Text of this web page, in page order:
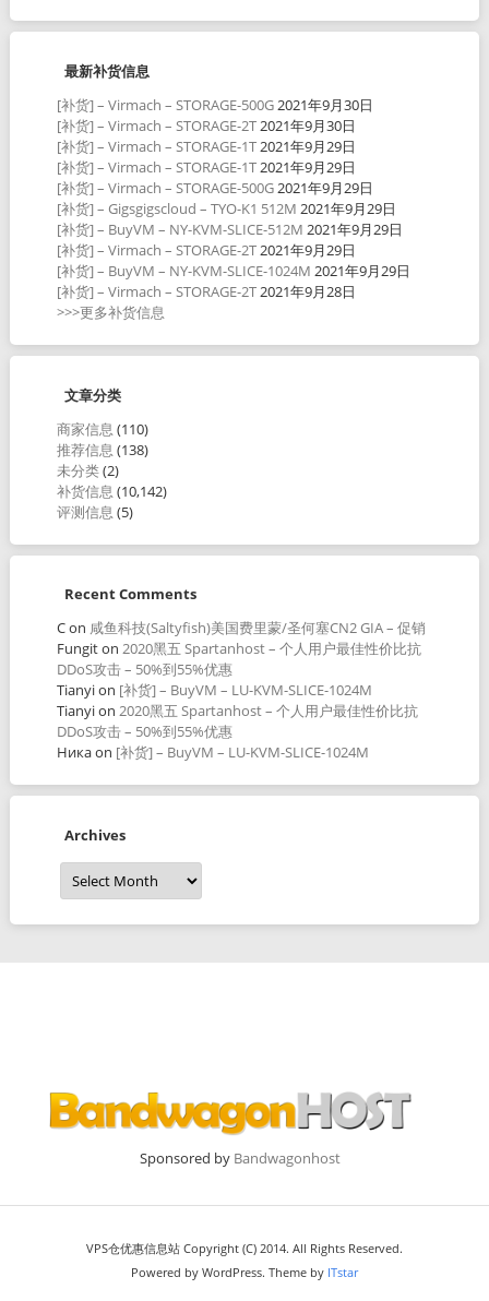
最新补货信息
[补货] – Virmach – STORAGE-500G2021年9月30日
[补货] – Virmach – STORAGE-2T2021年9月30日
[补货] – Virmach – STORAGE-1T2021年9月29日
[补货] – Virmach – STORAGE-1T2021年9月29日
[补货] – Virmach – STORAGE-500G2021年9月29日
[补货] – Gigsgigscloud – TYO-K1 512M 2021年9月29日
[补货] – BuyVM – NY-KVM-SLICE-512M 2021年9月29日
[补货] – Virmach – STORAGE-2T2021年9月29日
[补货] – BuyVM – NY-KVM-SLICE-1024M 2021年9月29日
[补货] – Virmach – STORAGE-2T2021年9月28日
>>>更多补货信息
文章分类
商家信息 (110)
推荐信息 (138)
未分类(2)
补货信息 (10,142)
评测信息 (5)
Recent Comments
Con 咸鱼科技(Saltyfish)美国费里蒙/圣何塞CN2 GIA – 促销
Fungiton 2020黑五 Spartanhost – 个人用户最佳性价比抗
DDoS攻击 – 50%到55%优惠
Tianyion [补货] – BuyVM – LU-KVM-SLICE-1024M
Tianyion 2020黑五 Spartanhost – 个人用户最佳性价比抗
DDoS攻击 – 50%到55%优惠
Никаon [补货] – BuyVM – LU-KVM-SLICE-1024M
Archives
Archives
Sponsored by Bandwagonhost
VPS仓优惠信息站 Copyright (C) 2014. All Rights Reserved.
Powered by WordPress. Theme by ITstar